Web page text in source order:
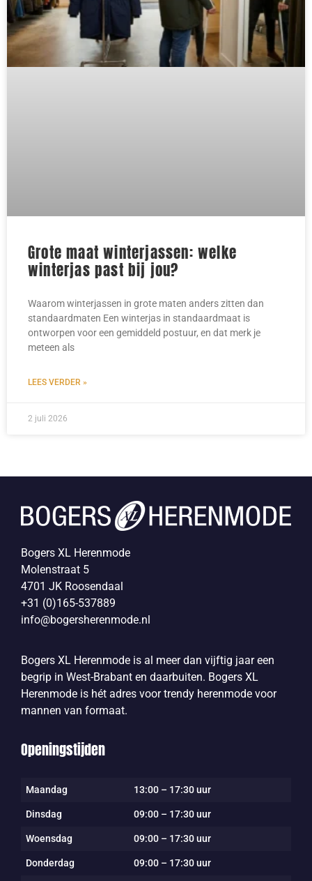
Grote maat winterjassen: welke
winterjas past bij jou?
Waarom winterjassen in grote maten anders zitten dan
standaardmaten Een winterjas in standaardmaat is
ontworpen voor een gemiddeld postuur, en dat merk je
meteen als
LEES VERDER »
2 juli 2026
Bogers XL Herenmode
Molenstraat 5
4701 JK Roosendaal
+31 (0)165-537889
info@bogersherenmode.nl
Bogers XL Herenmode is al meer dan vijftig jaar een
begrip in West-Brabant en daarbuiten. Bogers XL
Herenmode is hét adres voor trendy herenmode voor
mannen van formaat.
Openingstijden
Maandag 13:00 – 17:30 uur
Dinsdag 09:00 – 17:30 uur
Woensdag 09:00 – 17:30 uur
Donderdag 09:00 – 17:30 uur